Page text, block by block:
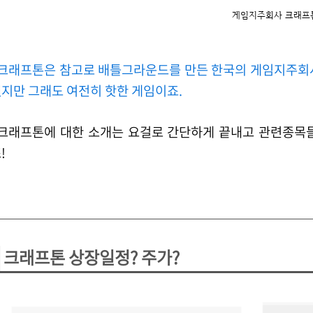
게임지주회사 크래프
사 입니다. 사실 예전에 비해 인기는 많이 줄어들
만 그래도 여전히 핫한 게임이죠.
들과 상장일정 / 예상되는 주가까지 바로 알아보
크래프톤 상장일정? 주가?